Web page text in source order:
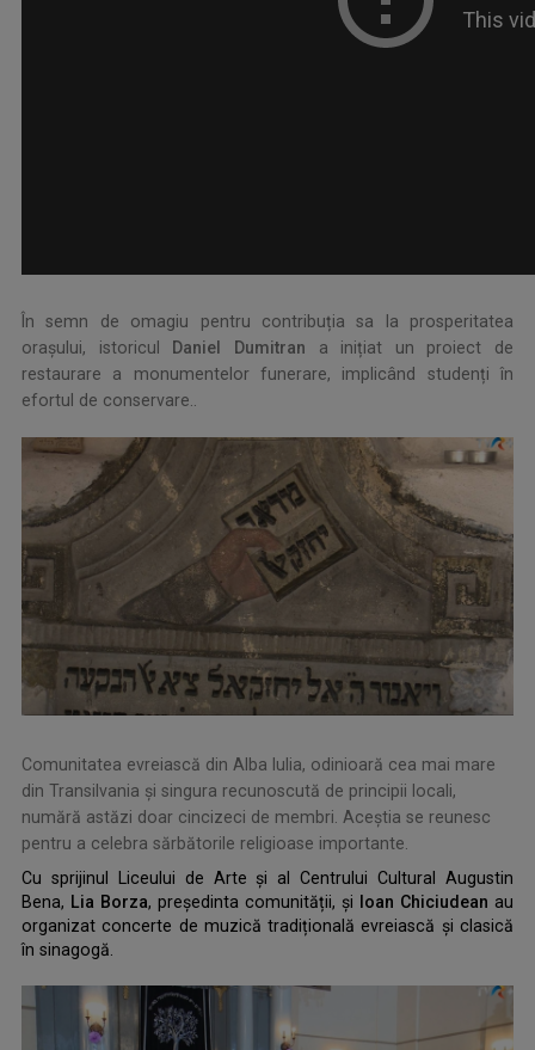
În semn de omagiu pentru contribuția sa la prosperitatea
orașului, istoricul
Daniel Dumitran a inițiat un proiect de
restaurare a monumentelor funerare, implicând studenți în
efortul de conservare.
Comunitatea evreiască din Alba Iulia, odinioară cea mai mare
din Transilvania și singura recunoscută de principii locali,
numără astăzi doar cincizeci de membri. Aceștia se reunesc
pentru a celebra sărbătorile religioase importante.
Cu sprijinul Liceului de Arte și al Centrului Cultural Augustin
Bena, Lia Borza, președinta comunității, și Ioan Chiciudean au
organizat concerte de muzică tradițională evreiască și clasică
în sinagogă.